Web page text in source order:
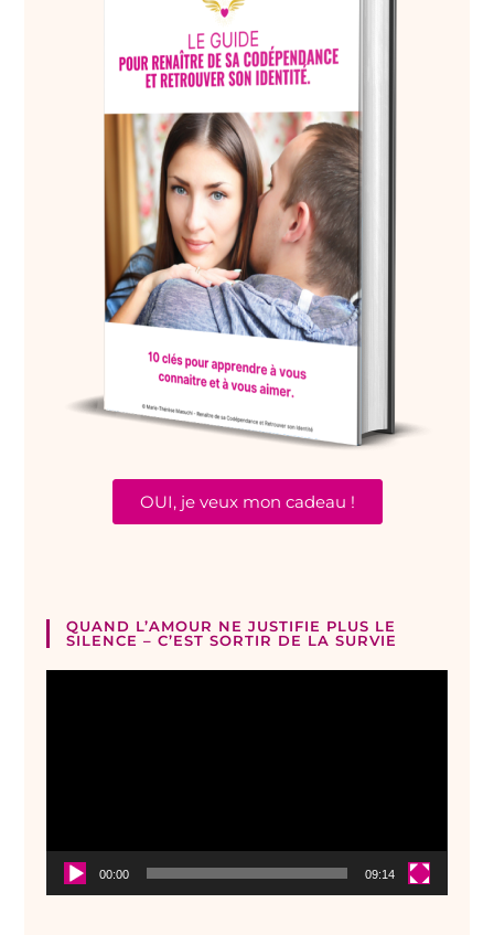
OUI, je veux mon cadeau !
QUAND L’AMOUR NE JUSTIFIE PLUS LE
SILENCE – C’EST SORTIR DE LA SURVIE
00:00 09:14